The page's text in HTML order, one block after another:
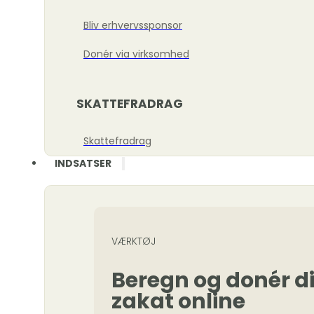
Bliv erhvervssponsor
Donér via virksomhed
SKATTEFRADRAG
Skattefradrag
INDSATSER
VÆRKTØJ
Beregn og donér
zakat online